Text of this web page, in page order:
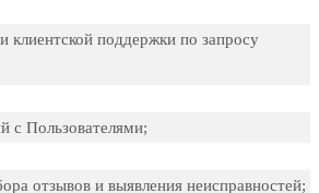
клиентской поддержки по запросу
с Пользователями;
отзывов и выявления неисправностей;